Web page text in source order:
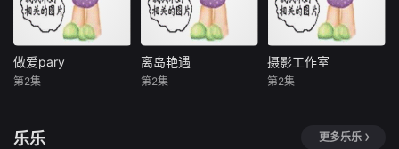
做爱pary
做爱pary
第2集
离岛艳遇
离岛艳遇
第2集
摄影工作室
摄影工作室
第2集
乐乐 更多乐乐